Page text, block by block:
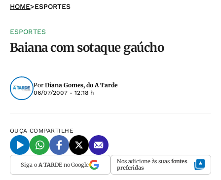
HOME>ESPORTES
ESPORTES
Baiana com sotaque gaúcho
Por Diana Gomes, do A Tarde
06/07/2007 - 12:18 h
OUÇA COMPARTILHE
Siga o A TARDEno Google Nos adicione às suas fontes
preferidas